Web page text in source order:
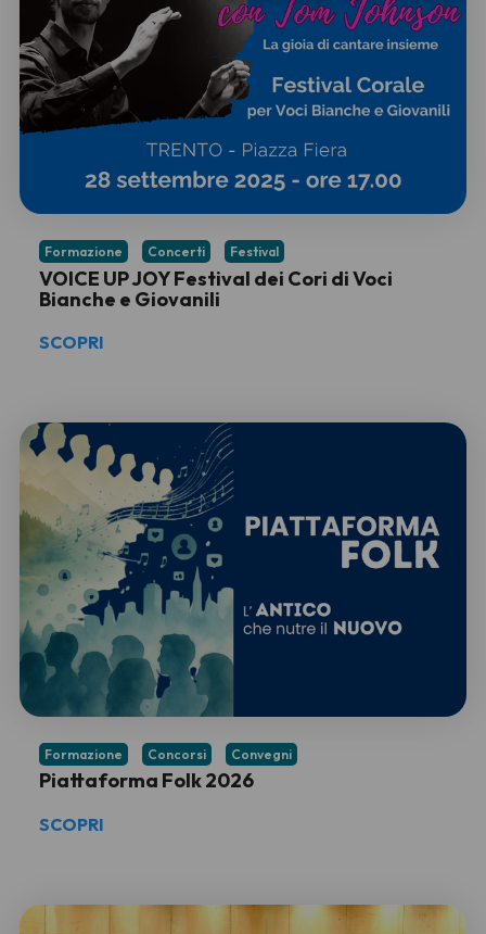
VOICE UP JOY Festival dei Cori di Voci
Bianche e Giovanili
Formazione Concerti Festival
SCOPRI
Piattaforma Folk 2026
Formazione Concorsi Convegni
SCOPRI